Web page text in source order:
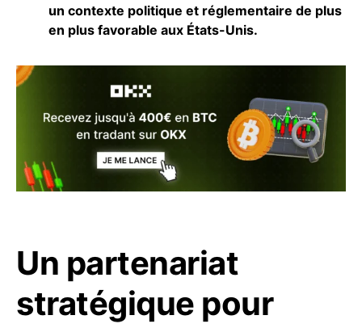
un contexte politique et réglementaire de plus
en plus favorable aux États-Unis.
Un partenariat
stratégique pour